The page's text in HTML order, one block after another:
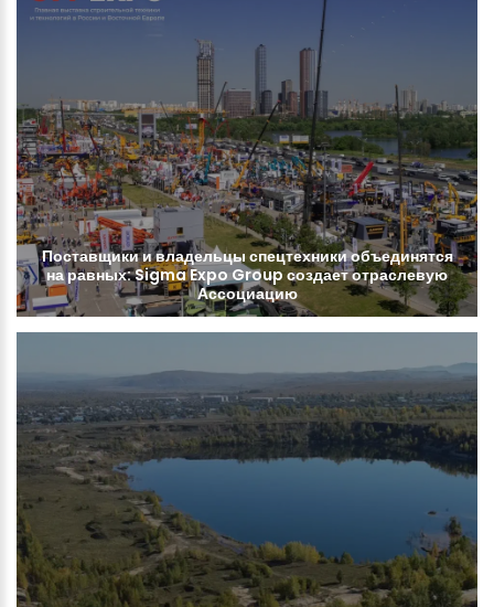
Поставщикиивладельцыспецтехникиобъединятся
наравных:SigmaExpoGroup создаетотраслевую
Ассоциацию